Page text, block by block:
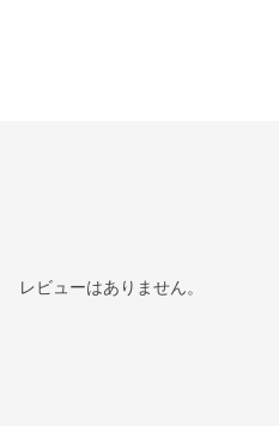
レビューはありません。